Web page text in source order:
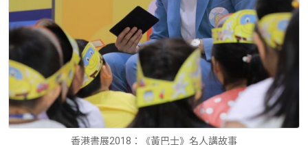
香港書展2018：《黃巴士》名人講故事